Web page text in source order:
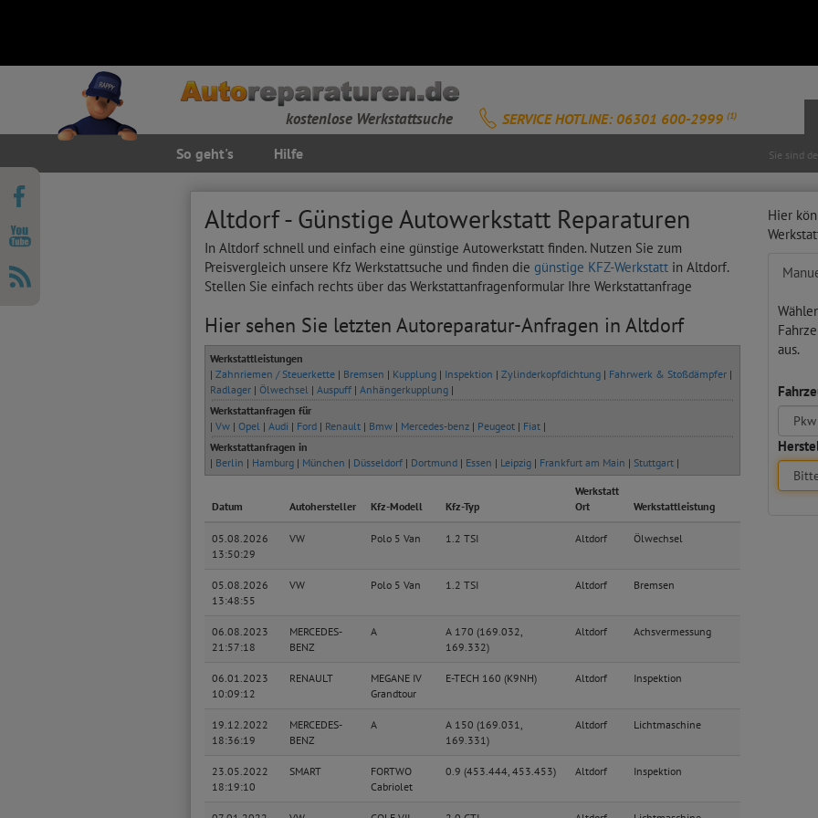
kostenlose Werkstattsuche SERVICE HOTLINE: 06301 600-2999 (1)
So geht's Hilfe Sie sind
Altdorf - Günstige Autowerkstatt Reparaturen
In Altdorf schnell und einfach eine günstige Autowerkstatt finden. Nutzen Sie zum
Preisvergleich unsere Kfz Werkstattsuche und finden die günstige KFZ-Werkstattin Altdorf.
Stellen Sie einfach rechts über das Werkstattanfragenformular Ihre Werkstattanfrage
Hier sehen Sie letzten Autoreparatur-Anfragen in Altdorf
Werkstattleistungen
| Zahnriemen / Steuerkette| Bremsen | Kupplung| Inspektion | Zylinderkopfdichtung| Fahrwerk & Stoßdämpfer|
Radlager| Ölwechsel| Auspuff| Anhängerkupplung|
Werkstattanfragen für
| Vw| Opel| Audi | Ford| Renault| Bmw| Mercedes-benz| Peugeot| Fiat|
Werkstattanfragen in
| Berlin | Hamburg| München | Düsseldorf| Dortmund| Essen | Leipzig| Frankfurt am Main | Stuttgart|
Datum Autohersteller Kfz-Modell Kfz-Typ
Werkstatt
Ort
Werkstattleistung
05.08.2026
13:50:29
VW Polo 5 Van 1.2 TSI Altdorf Ölwechsel
05.08.2026
13:48:55
VW Polo 5 Van 1.2 TSI Altdorf Bremsen
06.08.2023
21:57:18
MERCEDES-
BENZ
A
A 170 (169.032,
169.332)
Altdorf Achsvermessung
06.01.2023
10:09:12
RENAULT
MEGANE IV
Grandtour
E-TECH 160 (K9NH) Altdorf Inspektion
19.12.2022
18:36:19
MERCEDES-
BENZ
A
A 150 (169.031,
169.331)
Altdorf Lichtmaschine
23.05.2022
18:19:10
SMART
FORTWO
Cabriolet
0.9 (453.444, 453.453) Altdorf Inspektion
Hier
aus.